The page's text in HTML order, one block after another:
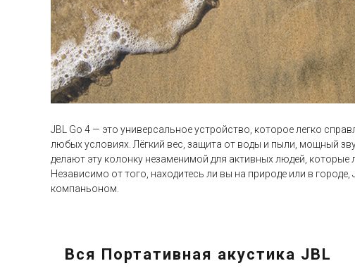
JBL Go 4 — это универсальное устройство, которое легко
любых условиях. Лёгкий вес, защита от воды и пыли, мощный
делают эту колонку незаменимой для активных людей,
Независимо от того, находитесь ли вы на природе или в
компаньоном.
Вся Портативная акустика JBL